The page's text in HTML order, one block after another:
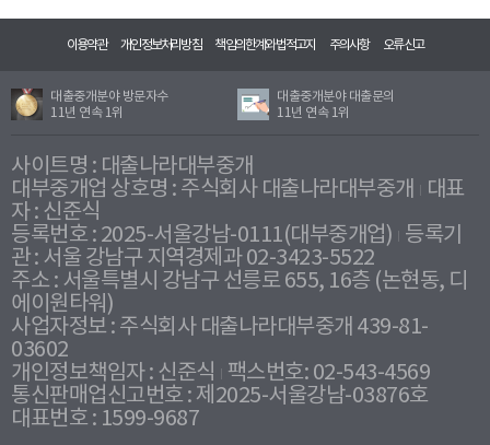
이용약관 개인정보처리방침 책임의한계와법적고지 주의사항 오류신고
대출중개분야 방문자수
11년 연속 1위
대출중개분야 대출문의
11년 연속 1위
사이트명 : 대출나라대부중개
대부중개업 상호명 : 주식회사 대출나라대부중개
대표
자 : 신준식
등록번호 : 2025-서울강남-0111(대부중개업) 등록기
관 : 서울 강남구 지역경제과 02-3423-5522
주소 : 서울특별시 강남구 선릉로 655, 16층 (논현동, 디
에이원타워)
사업자정보 : 주식회사 대출나라대부중개 439-81-
03602
개인정보책임자 : 신준식
팩스번호: 02-543-4569
통신판매업신고번호 : 제2025-서울강남-03876호
대표번호 : 1599-9687